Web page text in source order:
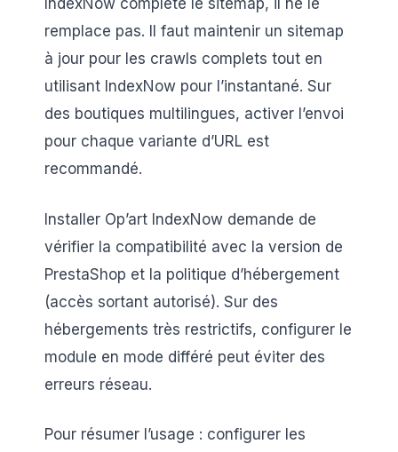
IndexNow complète le sitemap, il ne le
remplace pas. Il faut maintenir un sitemap
à jour pour les crawls complets tout en
utilisant IndexNow pour l’instantané. Sur
des boutiques multilingues, activer l’envoi
pour chaque variante d’URL est
recommandé.
Installer Op’art IndexNow demande de
vérifier la compatibilité avec la version de
PrestaShop et la politique d’hébergement
(accès sortant autorisé). Sur des
hébergements très restrictifs, configurer le
module en mode différé peut éviter des
erreurs réseau.
Pour résumer l’usage : configurer les